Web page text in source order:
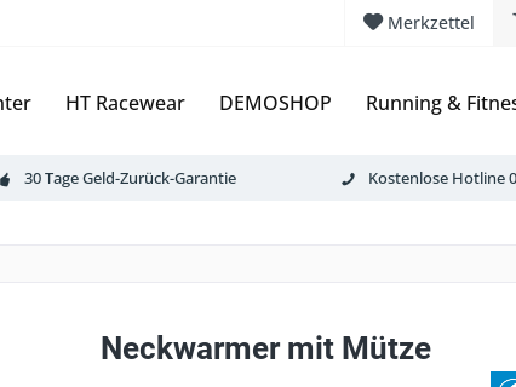
Merkzettel
HT Racewear DEMOSHOP Running &
30 Tage Geld-Zurück-Garantie Kostenlose Hotline
Neckwarmer mit Mütze